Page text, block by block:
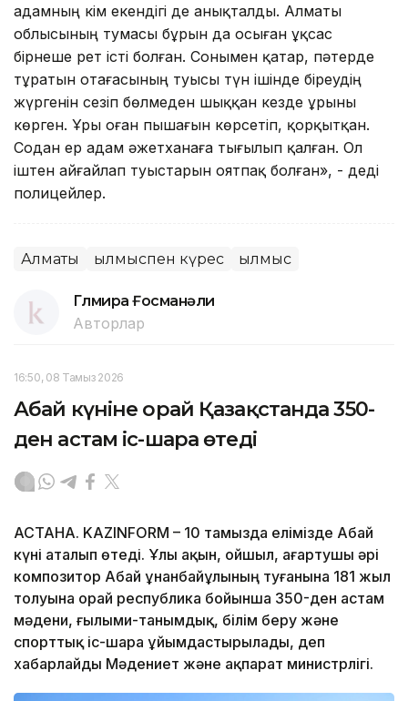
адамның кім екендігі де анықталды. Алматы
облысының тумасы бұрын да осыған ұқсас
бірнеше рет істі болған. Сонымен қатар, пәтерде
тұратын отағасының туысы түн ішінде біреудің
жүргенін сезіп бөлмеден шыққан кезде ұрыны
көрген. Ұры оған пышағын көрсетіп, қорқытқан.
Содан ер адам әжетханаға тығылып қалған. Ол
іштен айғайлап туыстарын оятпақ болған», - деді
полицейлер.
Алматы Қылмыспен күрес Қылмыс
Гүлмира Ғосманәли
Авторлар
16:50, 08 Тамыз 2026
Абай күніне орай Қазақстанда 350-
ден астам іс-шара өтеді
АСТАНА. KAZINFORM – 10 тамызда елімізде Абай
күні аталып өтеді. Ұлы ақын, ойшыл, ағартушы әрі
композитор Абай Құнанбайұлының туғанына 181 жыл
толуына орай республика бойынша 350-ден астам
мәдени, ғылыми-танымдық, білім беру және
спорттық іс-шара ұйымдастырылады, деп
хабарлайды Мәдениет және ақпарат министрлігі.